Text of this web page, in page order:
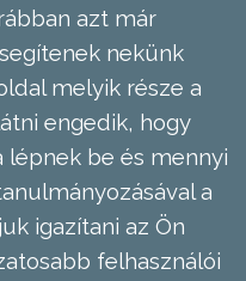
azt már
nekünk
melyik része a
engedik, hogy
lépnek be és mennyi
a
igazítani az Ön
felhasználói